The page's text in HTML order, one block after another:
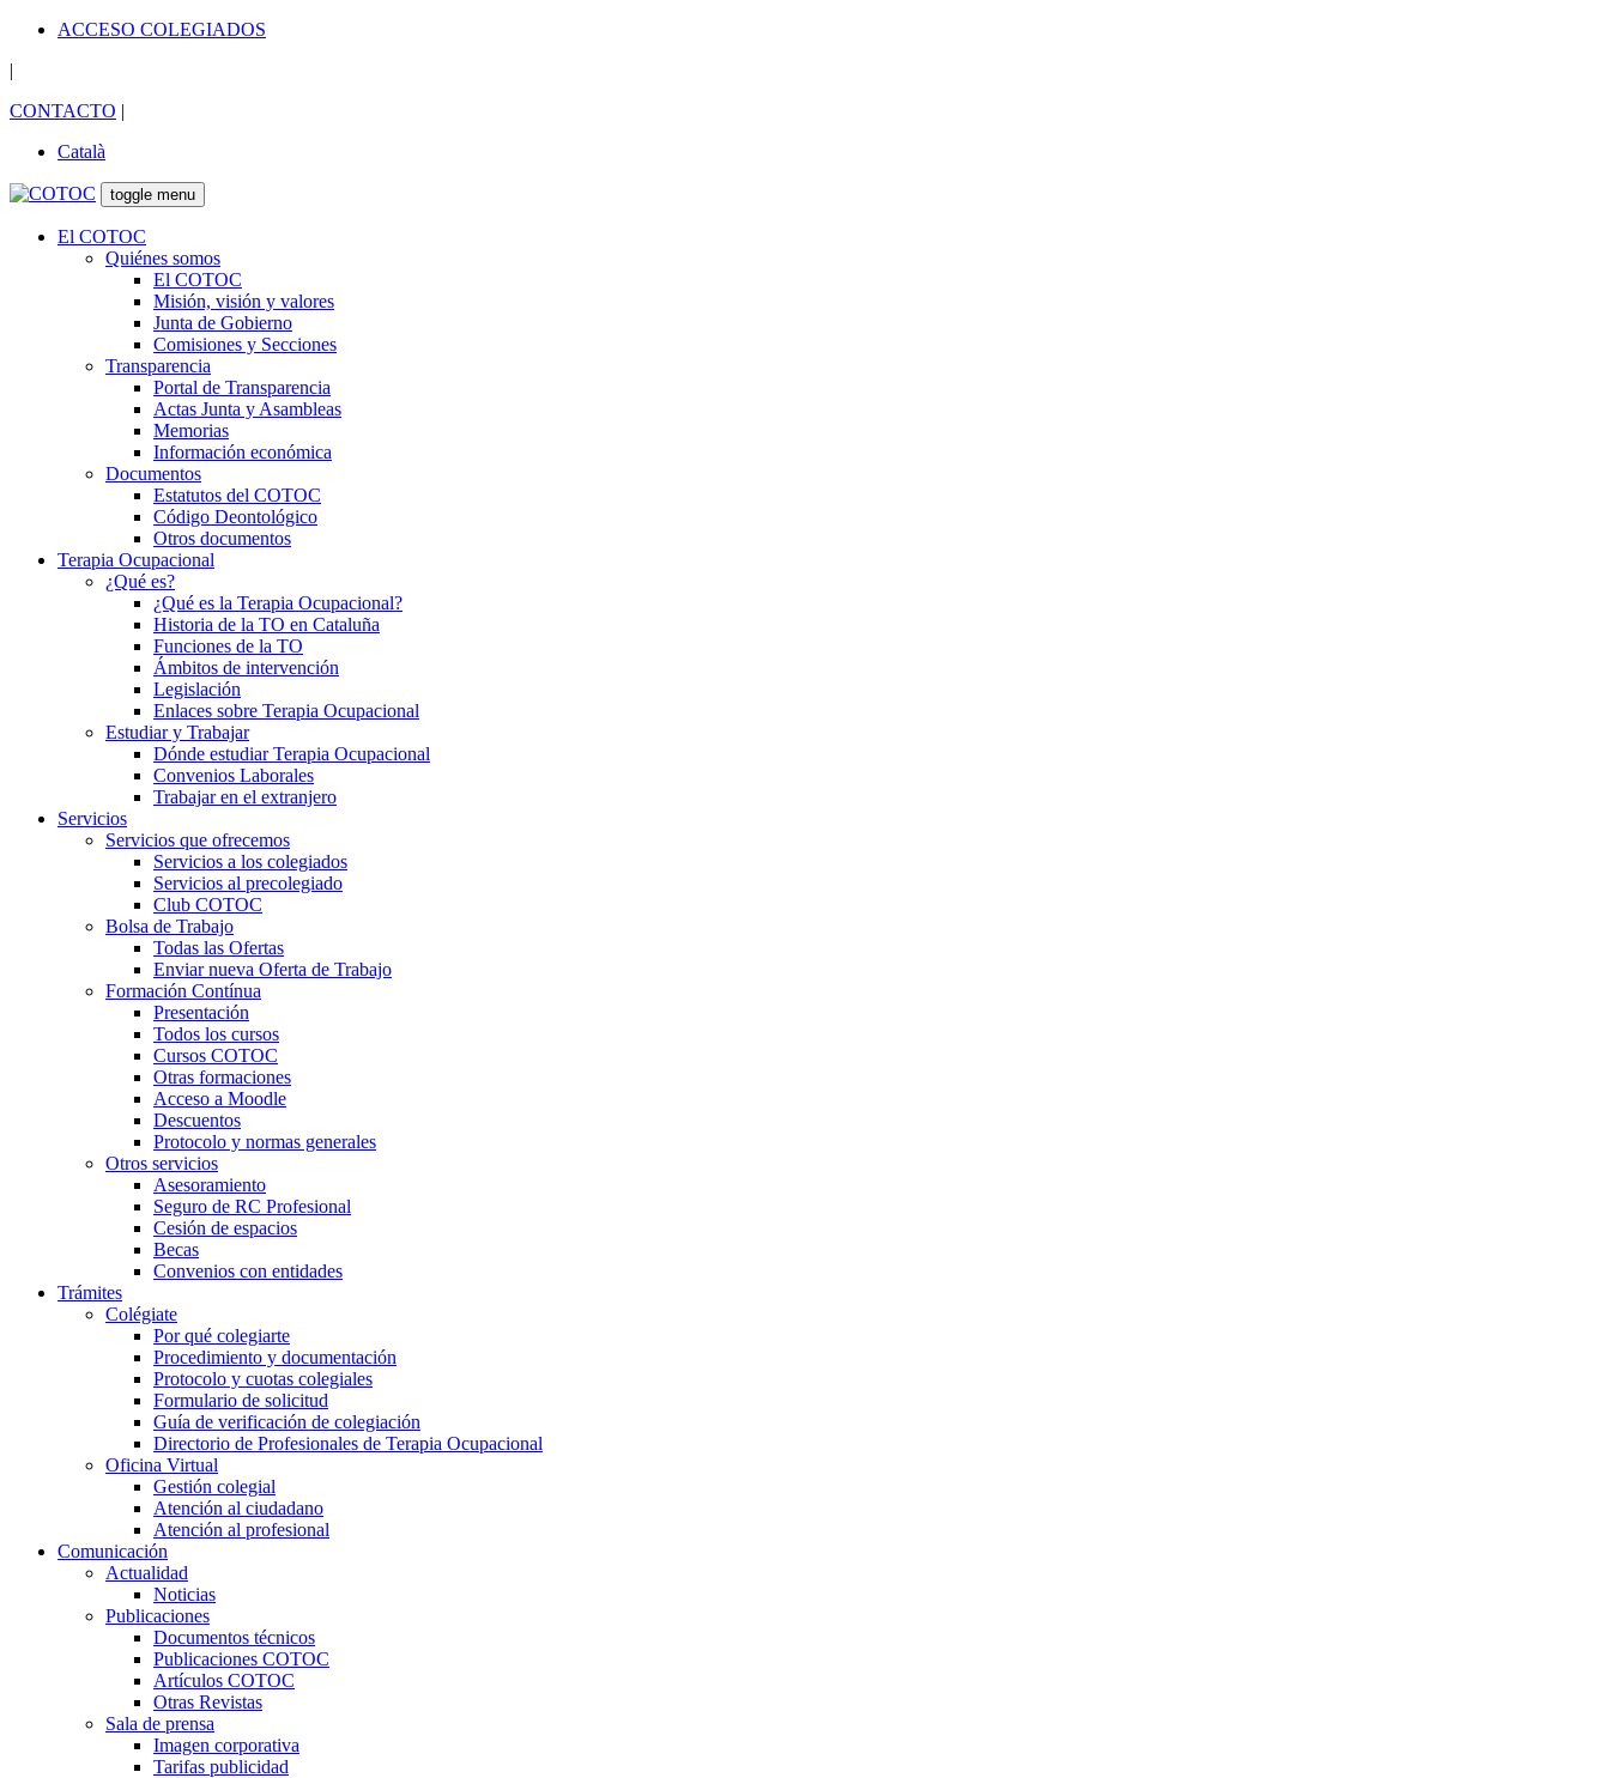
ACCESO COLEGIADOS
|
CONTACTO |
Català
toggle menu
El COTOC
Quiénes somos
El COTOC
Misión, visión y valores
Junta de Gobierno
Comisiones y Secciones
Transparencia
Portal de Transparencia
Actas Junta y Asambleas
Memorias
Información económica
Documentos
Estatutos del COTOC
Código Deontológico
Otros documentos
Terapia Ocupacional
¿Qué es?
¿Qué es la Terapia Ocupacional?
Historia de la TO en Cataluña
Funciones de la TO
Ámbitos de intervención
Legislación
Enlaces sobre Terapia Ocupacional
Estudiar y Trabajar
Dónde estudiar Terapia Ocupacional
Convenios Laborales
Trabajar en el extranjero
Servicios
Servicios que ofrecemos
Servicios a los colegiados
Servicios al precolegiado
Club COTOC
Bolsa de Trabajo
Todas las Ofertas
Enviar nueva Oferta de Trabajo
Formación Contínua
Presentación
Todos los cursos
Cursos COTOC
Otras formaciones
Acceso a Moodle
Descuentos
Protocolo y normas generales
Otros servicios
Asesoramiento
Seguro de RC Profesional
Cesión de espacios
Becas
Convenios con entidades
Trámites
Colégiate
Por qué colegiarte
Procedimiento y documentación
Protocolo y cuotas colegiales
Formulario de solicitud
Guía de verificación de colegiación
Directorio de Profesionales de Terapia Ocupacional
Oficina Virtual
Gestión colegial
Atención al ciudadano
Atención al profesional
Comunicación
Actualidad
Noticias
Publicaciones
Documentos técnicos
Publicaciones COTOC
Artículos COTOC
Otras Revistas
Sala de prensa
Imagen corporativa
Tarifas publicidad